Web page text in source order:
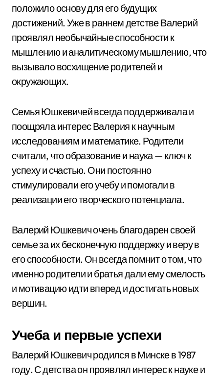
положило основу для его будущих
достижений. Уже в раннем детстве Валерий
проявлял необычайные способности к
мышлению и аналитическому мышлению, что
вызывало восхищение родителей и
окружающих.
Семья Юшкевичей всегда поддерживала и
поощряла интерес Валерия к научным
исследованиям и математике. Родители
считали, что образование и наука — ключ к
успеху и счастью. Они постоянно
стимулировали его учебу и помогали в
реализации его творческого потенциала.
Валерий Юшкевич очень благодарен своей
семье за их бесконечную поддержку и веру в
его способности. Он всегда помнит о том, что
именно родители и братья дали ему смелость
и мотивацию идти вперед и достигать новых
вершин.
Учеба и первые успехи
Валерий Юшкевич родился в Минске в 1987
году. С детства он проявлял интерес к науке и